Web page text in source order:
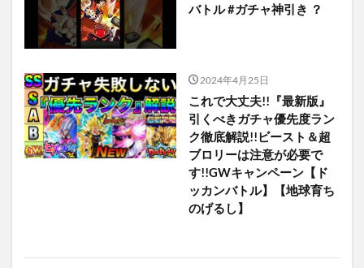
バトル #ガチャ神引き ？
2024年4月25日
これで大丈夫!!『最新版』
引くべきガチャ優先度ラン
ク徹底解説!!ビースト＆超
ブロリーは注意が必要で
す!!GWキャンペーン【ド
ッカンバトル】【地球育ち
のげるし】